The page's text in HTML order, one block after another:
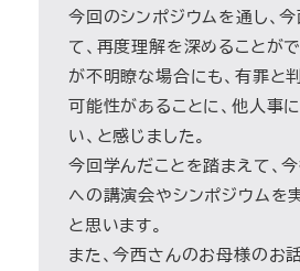
今回のシンポジウムを通し、
て、再度理解を深めることが
が不明瞭な場合にも、有罪と
可能性があることに、他人事
い、と感じました。
今回学んだことを踏まえて、
への講演会やシンポジウムを
と思います。
また、今西さんのお母様のお